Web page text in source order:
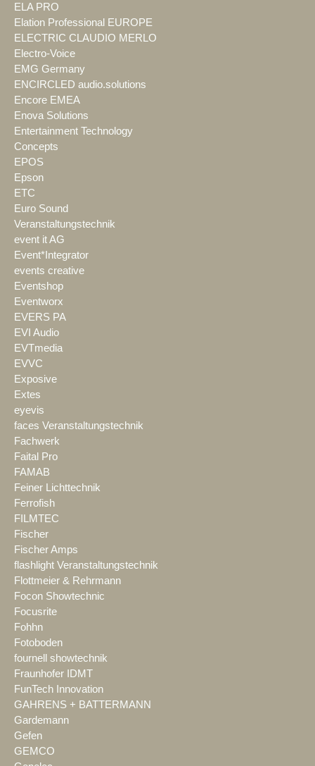
ELA PRO
Elation Professional EUROPE
ELECTRIC CLAUDIO MERLO
Electro-Voice
EMG Germany
ENCIRCLED audio.solutions
Encore EMEA
Enova Solutions
Entertainment Technology
Concepts
EPOS
Epson
ETC
Euro Sound
Veranstaltungstechnik
event it AG
Event*Integrator
events creative
Eventshop
Eventworx
EVERS PA
EVI Audio
EVTmedia
EVVC
Exposive
Extes
eyevis
faces Veranstaltungstechnik
Fachwerk
Faital Pro
FAMAB
Feiner Lichttechnik
Ferrofish
FILMTEC
Fischer
Fischer Amps
flashlight Veranstaltungstechnik
Flottmeier & Rehrmann
Focon Showtechnic
Focusrite
Fohhn
Fotoboden
fournell showtechnik
Fraunhofer IDMT
FunTech Innovation
GAHRENS + BATTERMANN
Gardemann
Gefen
GEMCO